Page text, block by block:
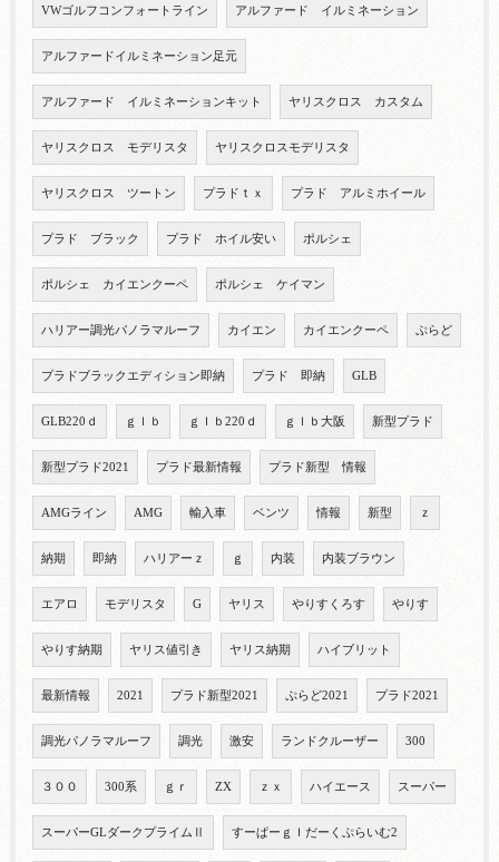
VWゴルフコンフォートライン アルファード イルミネーション
アルファードイルミネーション足元
アルファード イルミネーションキット ヤリスクロス カスタム
ヤリスクロス モデリスタ ヤリスクロスモデリスタ
ヤリスクロス ツートン プラドｔｘ プラド アルミホイール
プラド ブラック プラド ホイル安い ポルシェ
ポルシェ カイエンクーペ ポルシェ ケイマン
ハリアー調光パノラマルーフ カイエン カイエンクーペ ぷらど
プラドブラックエディション即納 プラド 即納 GLB
GLB220ｄ ｇｌｂ ｇｌｂ220ｄ ｇｌｂ大阪 新型プラド
新型プラド2021 プラド最新情報 プラド新型 情報
AMGライン AMG 輸入車 ベンツ 情報 新型 ｚ
納期 即納 ハリアーｚ ｇ 内装 内装ブラウン
エアロ モデリスタ G ヤリス やりすくろす やりす
やりす納期 ヤリス値引き ヤリス納期 ハイブリット
最新情報 2021 プラド新型2021 ぷらど2021 プラド2021
調光パノラマルーフ 調光 激安 ランドクルーザー 300
３００ 300系 ｇｒ ZX ｚｘ ハイエース スーパー
スーパーGLダークプライムⅡ すーぱーｇｌだーくぷらいむ2